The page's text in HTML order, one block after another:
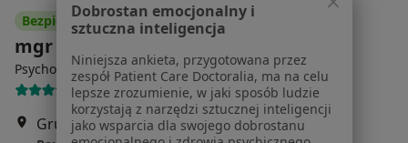
Bezpieczne płatności
mgr Klaudia Gwardzik-Kaczmarek
Psychoterapeuta, Psycholog·Więcej
13 opinii
Grunwaldzka 41B/5, Poznań •Mapa
Dobrostan emocjonalny i
sztuczna inteligencja
Niniejsza ankieta, przygotowana przez
zespół Patient Care Doctoralia, ma na celu
lepsze zrozumienie, w jaki sposób ludzie
korzystają z narzędzi sztucznej inteligencji
jako wsparcia dla swojego dobrostanu